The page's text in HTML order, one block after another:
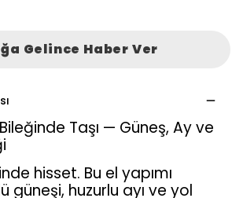
Gelince Haber Ver
Taşı — Güneş, Ay ve
hisset. Bu el yapımı
güneşi, huzurlu ayı ve yol